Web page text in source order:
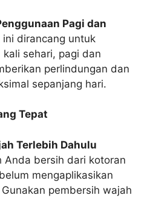
Pagi dan
ini dirancang untuk
sehari, pagi dan
perlindungan dan
sepanjang hari.
Tepat
Terlebih Dahulu
Anda bersih dari kotoran
mengaplikasikan
pembersih wajah